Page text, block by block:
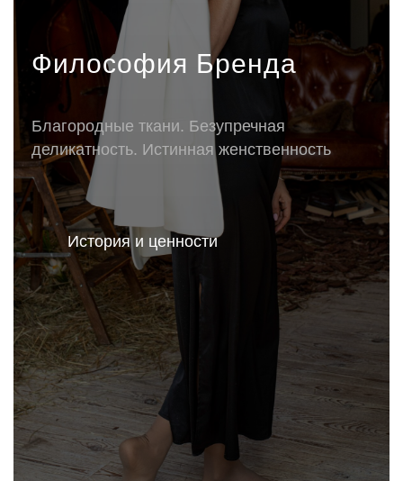
Философия Бренда
Благородные ткани. Безупречная
деликатность. Истинная женственность
История и ценности